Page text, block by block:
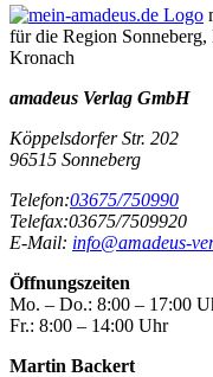
für die Region
Kronach
amadeus Verlag GmbH
Köppelsdorfer Str. 202
96515 Sonneberg
Telefon:03675/750990
Telefax:03675/7509920
E-Mail: info@amadeus-
Öffnungszeiten
Mo. – Do.: 8:00 – 17:00
Fr.: 8:00 – 14:00 Uhr
Martin Backert